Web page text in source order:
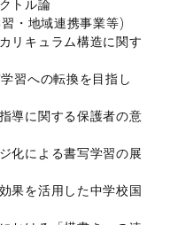
トル論
・地域連携事業等)
キュラム構造に関す
習への転換を目指し
に関する保護者の意
による書写学習の展
を活用した中学校国